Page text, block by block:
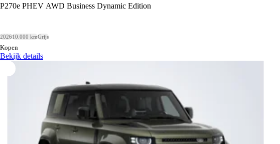
P270e PHEV AWD Business Dynamic Edition
202610.000 kmGrijs
Kopen
Bekijk details